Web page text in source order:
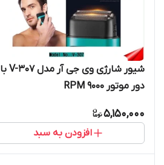
شیور شارژی وی جی آر مدل V-307 با
دور موتور ۹۰۰۰ RPM
5,150,000
افزودن به سبد